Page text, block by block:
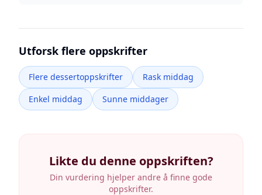
Utforsk flere oppskrifter
Flere dessertoppskrifter
Rask middag
Enkel middag
Sunne middager
Likte du denne oppskriften?
Din vurdering hjelper andre å finne gode
oppskrifter.